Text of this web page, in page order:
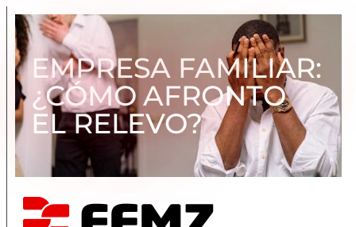
EMPRESA FAMILIAR:
¿CÓMO AFRONTO
EL RELEVO?